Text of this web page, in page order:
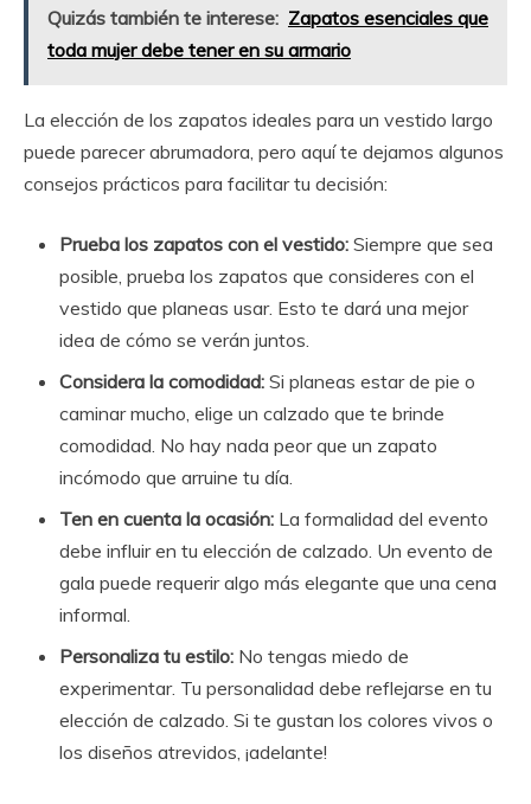
Quizás también te interese: Zapatos esenciales que
toda mujer debe tener en su armario
La elección de los zapatos ideales para un vestido largo
puede parecer abrumadora, pero aquí te dejamos algunos
consejos prácticos para facilitar tu decisión:
Prueba los zapatos con el vestido: Siempre que sea
posible, prueba los zapatos que consideres con el
vestido que planeas usar. Esto te dará una mejor
idea de cómo se verán juntos.
Considera la comodidad: Si planeas estar de pie o
caminar mucho, elige un calzado que te brinde
comodidad. No hay nada peor que un zapato
incómodo que arruine tu día.
Ten en cuenta la ocasión: La formalidad del evento
debe influir en tu elección de calzado. Un evento de
gala puede requerir algo más elegante que una cena
informal.
Personaliza tu estilo: No tengas miedo de
experimentar. Tu personalidad debe reflejarse en tu
elección de calzado. Si te gustan los colores vivos o
los diseños atrevidos, ¡adelante!